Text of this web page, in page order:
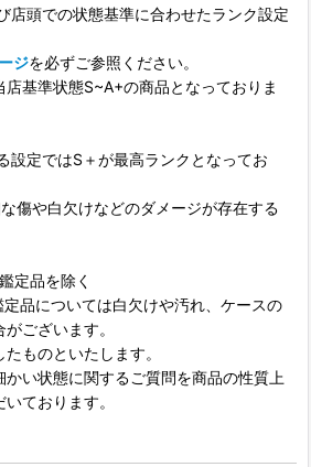
店頭での状態基準に合わせたランク設定
ジを必ずご参照ください。
基準状態S~A+の商品となっておりま
設定ではS＋が最高ランクとなってお
傷や白欠けなどのダメージが存在する
定品を除く
定品については白欠けや汚れ、ケースの
ございます。
ものといたします。
い状態に関するご質問を商品の性質上
ております。